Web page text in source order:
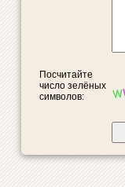
Посчитайте
число зелёных
символов: